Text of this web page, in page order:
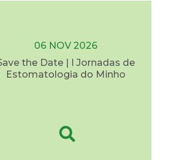
06 NOV 2026
the Date | I Jornadas de
Estomatologia do Minho